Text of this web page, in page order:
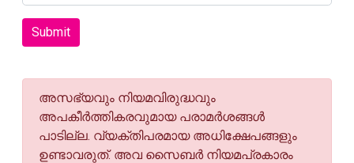
Submit
അസഭ്യവും നിയമവിരുദ്ധവും
അപകീര്‍ത്തികരവുമായ പരാമര്‍ശങ്ങള്‍
പാടില്ല. വ്യക്തിപരമായ അധിക്ഷേപങ്ങളും
ഉണ്ടാവരുത്. അവ സൈബര്‍ നിയമപ്രകാരം